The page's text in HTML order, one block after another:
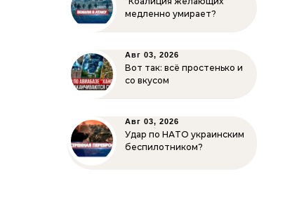
медленно умирает?
Авг 03, 2026
Вот так: всё простенько и
со вкусом
Авг 03, 2026
Удар по НАТО украинским
беспилотником?